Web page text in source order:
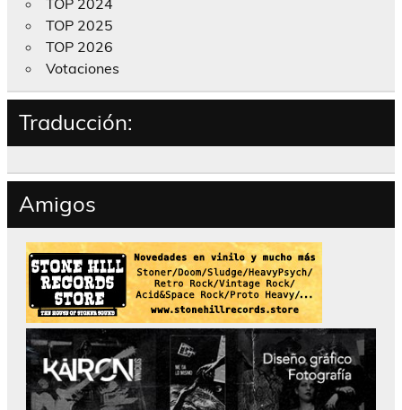
TOP 2025
TOP 2026
Votaciones
Traducción:
Amigos